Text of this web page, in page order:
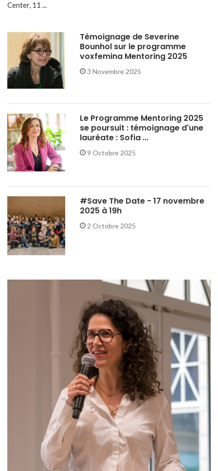
Center, 11 ...
Témoignage de Severine
Bounhol sur le programme
voxfemina Mentoring 2025
3 Novembre 2025
Le Programme Mentoring 2025
se poursuit : témoignage d'une
lauréate : Sofia ...
9 Octobre 2025
#Save The Date - 17 novembre
2025 à 19h
2 Octobre 2025